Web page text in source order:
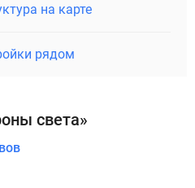
на карте
рядом
света»